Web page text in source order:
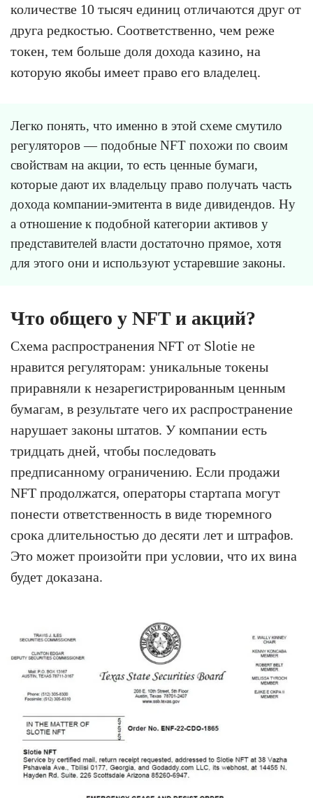
количестве 10 тысяч единиц отличаются друг от
друга редкостью. Соответственно, чем реже
токен, тем больше доля дохода казино, на
которую якобы имеет право его владелец.
Легко понять, что именно в этой схеме смутило
регуляторов — подобные NFT похожи по своим
свойствам на акции, то есть ценные бумаги,
которые дают их владельцу право получать часть
дохода компании-эмитента в виде дивидендов. Ну
а отношение к подобной категории активов у
представителей власти достаточно прямое, хотя
для этого они и используют устаревшие законы.
Что общего у NFT и акций?
Схема распространения NFT от Slotie не
нравится регуляторам: уникальные токены
приравняли к незарегистрированным ценным
бумагам, в результате чего их распространение
нарушает законы штатов. У компании есть
тридцать дней, чтобы последовать
предписанному ограничению. Если продажи
NFT продолжатся, операторы стартапа могут
понести ответственность в виде тюремного
срока длительностью до десяти лет и штрафов.
Это может произойти при условии, что их вина
будет доказана.